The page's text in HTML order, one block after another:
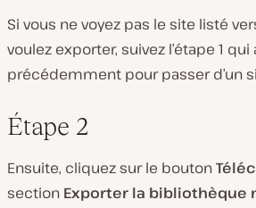
Si vous ne voyez pas le site listé
voulez exporter, suivez l’étape 1
précédemment pour passer d’un
Étape 2
Ensuite, cliquez sur le bouton
section Exporter la bibliothèque